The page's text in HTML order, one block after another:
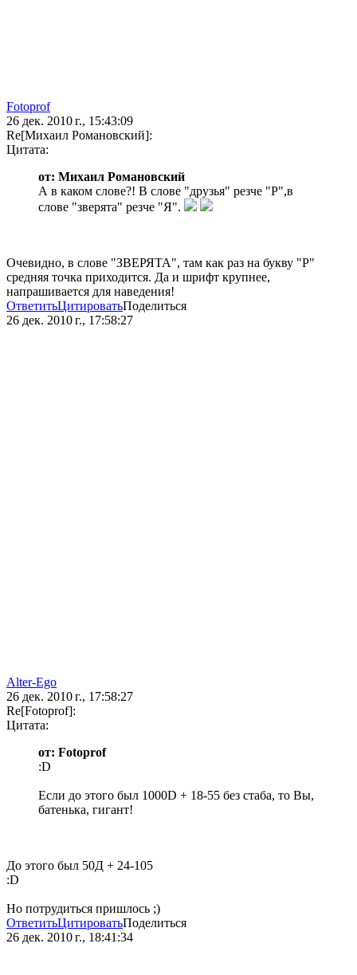
Fotoprof
26 дек. 2010 г., 15:43:09
Re[Михаил Романовский]:
Цитата:
от: Михаил Романовский
А в каком слове?! В слове "друзья" резче "Р",в
слове "зверята" резче "Я".
Очевидно, в слове "ЗВЕРЯТА", там как раз на букву "Р"
средняя точка приходится. Да и шрифт крупнее,
напрашивается для наведения!
ОтветитьЦитироватьПоделиться
26 дек. 2010 г., 17:58:27
Alter-Ego
26 дек. 2010 г., 17:58:27
Re[Fotoprof]:
Цитата:
от: Fotoprof
:D
Если до этого был 1000D + 18-55 без стаба, то Вы,
батенька, гигант!
До этого был 50Д + 24-105
:D
Но потрудиться пришлось ;)
ОтветитьЦитироватьПоделиться
26 дек. 2010 г., 18:41:34